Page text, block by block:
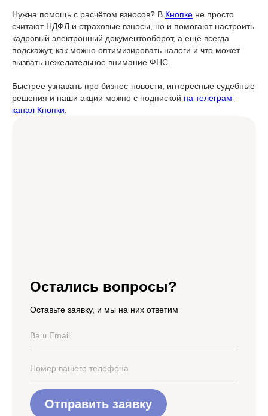
Нужна помощь с расчётом взносов? В Кнопке не просто
считают НДФЛ и страховые взносы, но и помогают настроить
кадровый электронный документооборот, а ещё всегда
подскажут, как можно оптимизировать налоги и что может
вызвать нежелательное внимание ФНС.
Быстрее узнавать про бизнес-новости, интересные судебные
решения и наши акции можно с подпиской на телеграм-
канал Кнопки
Остались вопросы?
Оставьте заявку, и мы на них ответим
Отправить заявку